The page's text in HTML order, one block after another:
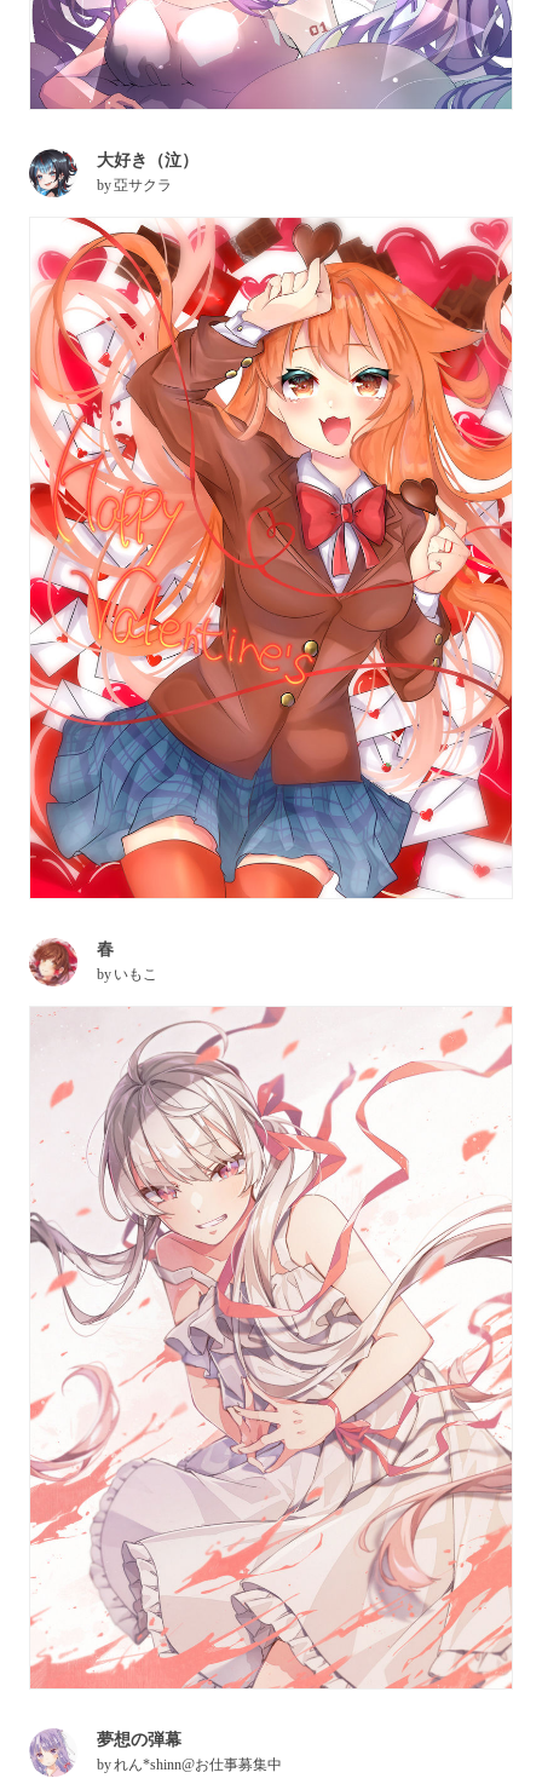
大好き（泣）
by亞サクラ
春
by いもこ
夢想の弾幕
byれん*shinn@お仕事募集中